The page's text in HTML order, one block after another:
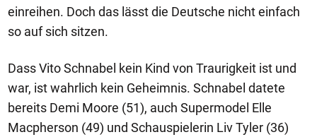
einreihen. Doch das lässt die Deutsche nicht einfach
so auf sich sitzen.
Dass Vito Schnabel kein Kind von Traurigkeit ist und
war, ist wahrlich kein Geheimnis. Schnabel datete
bereits Demi Moore (51), auch Supermodel Elle
Macpherson (49) und Schauspielerin Liv Tyler (36)